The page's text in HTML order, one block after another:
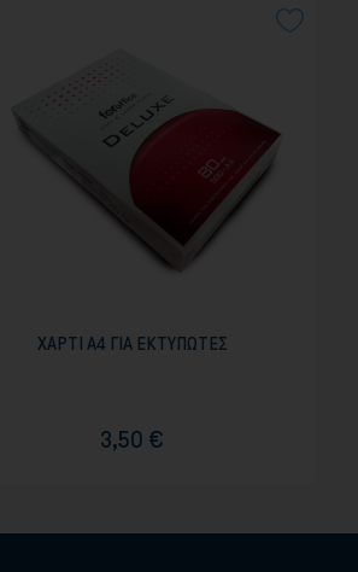
ΧΑΡΤΙ Α4 ΓΙΑ ΕΚΤΥΠΩΤΕΣ
3,50 €